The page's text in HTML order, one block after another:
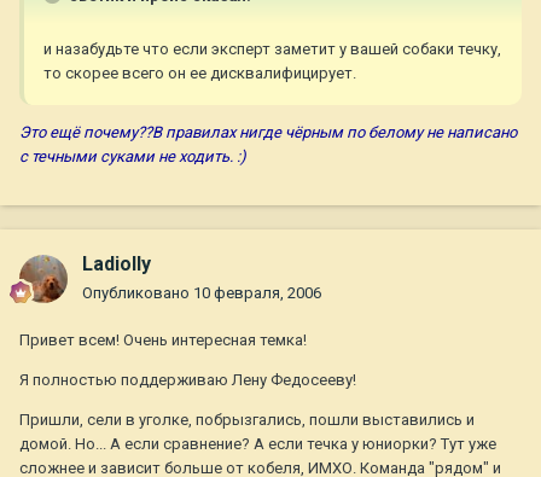
и назабудьте что если эксперт заметит у вашей собаки течку,
то скорее всего он ее дисквалифицирует.
Это ещё почему??В правилах нигде чёрным по белому не написано
с течными суками не ходить. :)
Ladiolly
Опубликовано 10 февраля, 2006
Привет всем! Очень интересная темка!
Я полностью поддерживаю Лену Федосееву!
Пришли, сели в уголке, побрызгались, пошли выставились и
домой. Но... А если сравнение? А если течка у юниорки? Тут уже
сложнее и зависит больше от кобеля, ИМХО. Команда "рядом" и